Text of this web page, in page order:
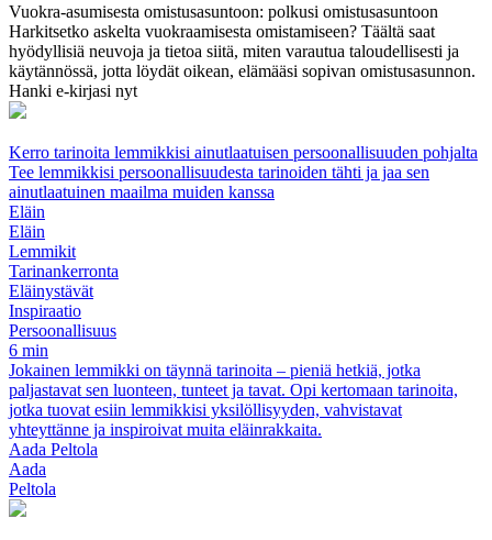
Vuokra-asumisesta omistusasuntoon: polkusi omistusasuntoon
Harkitsetko askelta vuokraamisesta omistamiseen? Täältä saat
hyödyllisiä neuvoja ja tietoa siitä, miten varautua taloudellisesti ja
käytännössä, jotta löydät oikean, elämääsi sopivan omistusasunnon.
Hanki e-kirjasi nyt
Kerro tarinoita lemmikkisi ainutlaatuisen persoonallisuuden pohjalta
Tee lemmikkisi persoonallisuudesta tarinoiden tähti ja jaa sen
ainutlaatuinen maailma muiden kanssa
Eläin
Eläin
Lemmikit
Tarinankerronta
Eläinystävät
Inspiraatio
Persoonallisuus
6 min
Jokainen lemmikki on täynnä tarinoita – pieniä hetkiä, jotka
paljastavat sen luonteen, tunteet ja tavat. Opi kertomaan tarinoita,
jotka tuovat esiin lemmikkisi yksilöllisyyden, vahvistavat
yhteyttänne ja inspiroivat muita eläinrakkaita.
Aada Peltola
Aada
Peltola